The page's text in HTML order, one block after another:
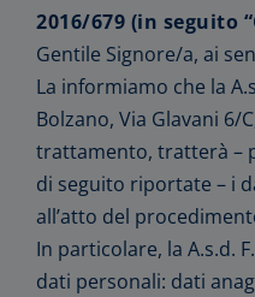
2023 Risultati Campionato
2025 Finale Campionato
2025 Gruppi Campionato
2025 Risultati Campionato
2024 Finale Campionato
2024 Risultati Campionato
Classifica
Ricerca per locali
Coppa Italia Steel 2024
Classifica Coppa Italia 2024
Tornei locali
Inserimento
Download
Finale campionato Italiano
Finale campionato Italiano a
Finale campionato Italiano
2016/679 (in seguito
Gentile Signore/a, ai
La informiamo che la
Bolzano, Via Glavani 6/
trattamento, tratterà –
di seguito riportate – i
all’atto del
In particolare, la A.s.d.
dati personali: dati